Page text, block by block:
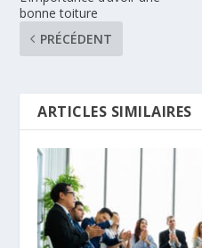
bonne toiture
PRÉCÉDENT
ARTICLES SIMILAIRES